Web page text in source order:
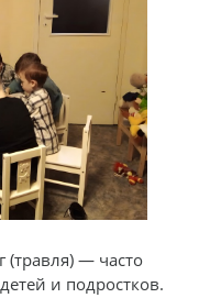
— часто
и подростков.